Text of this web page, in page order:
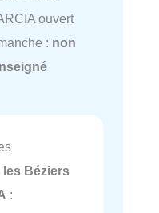
ouvert
: non
Béziers
: